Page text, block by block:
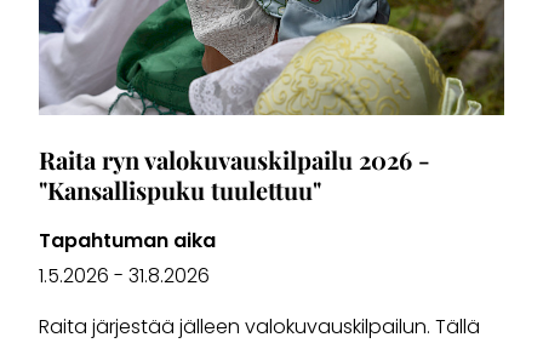
Raita ryn valokuvauskilpailu 2026 -
"Kansallispuku tuulettuu"
Tapahtuman aika
1.5.2026 - 31.8.2026
Raita järjestää jälleen valokuvauskilpailun. Tällä